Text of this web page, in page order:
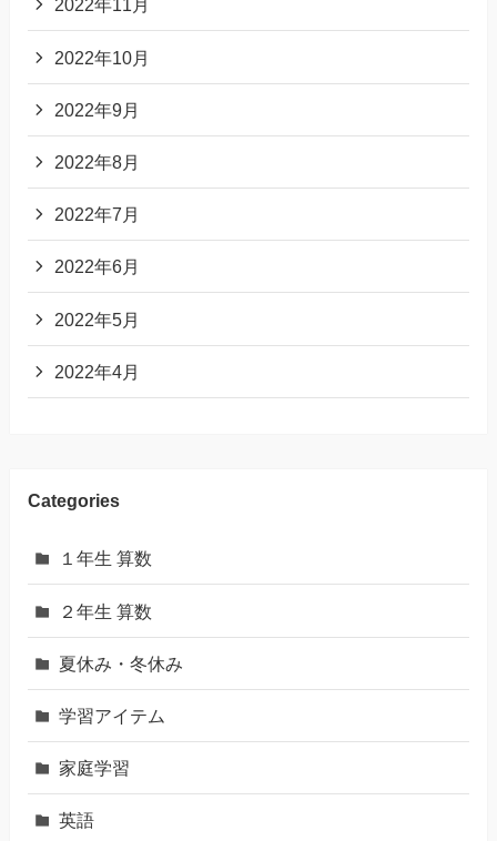
2022年11月
2022年10月
2022年9月
2022年8月
2022年7月
2022年6月
2022年5月
2022年4月
Categories
１年生 算数
２年生 算数
夏休み・冬休み
学習アイテム
家庭学習
英語